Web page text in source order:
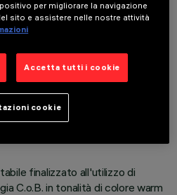
08/2026
finalizzato all'utilizzo di
C.o.B. in tonalità di colore warm
per migliorare la navigazione
sito e assistere nelle nostre attività
Accetta tutti i cookie
cookie